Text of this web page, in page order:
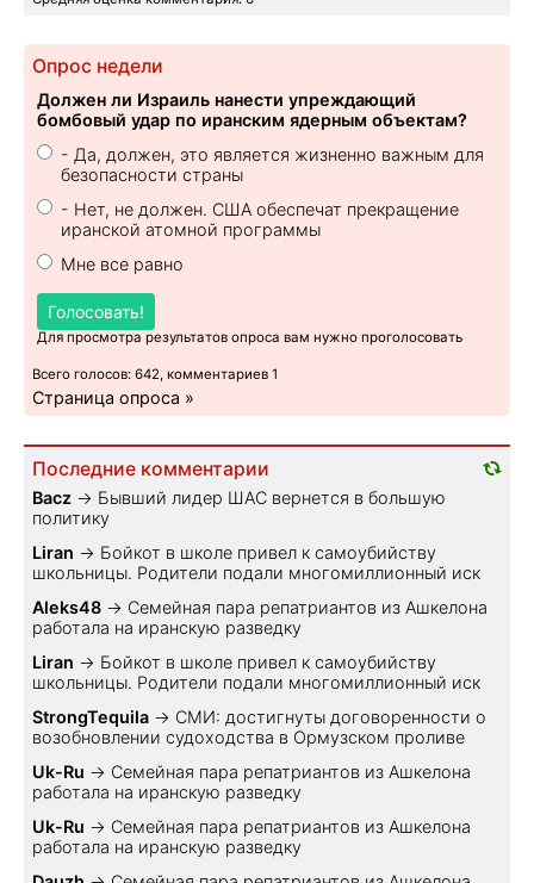
Опрос недели
Должен ли Израиль нанести упреждающий
бомбовый удар по иранским ядерным объектам?
- Да, должен, это является жизненно важным для
безопасности страны
- Нет, не должен. США обеспечат прекращение
иранской атомной программы
Мне все равно
Голосовать!
Для просмотра результатов опроса вам нужно проголосовать
Всего голосов: 642, комментариев 1
Страница опроса »
Последние комментарии
Bacz → Бывший лидер ШАС вернется в большую
политику
Liran → Бойкот в школе привел к самоубийству
школьницы. Родители подали многомиллионный иск
Aleks48 → Семейная пара репатриантов из Ашкелона
работала на иранскую разведку
Liran → Бойкот в школе привел к самоубийству
школьницы. Родители подали многомиллионный иск
StrongTequila → СМИ: достигнуты договоренности о
возобновлении судоходства в Ормузском проливе
Uk-Ru → Семейная пара репатриантов из Ашкелона
работала на иранскую разведку
Uk-Ru → Семейная пара репатриантов из Ашкелона
работала на иранскую разведку